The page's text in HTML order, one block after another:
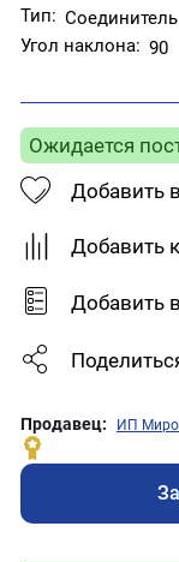
Тип:
Угол наклона: 90
Ожидается
Добавить
Добавить
Добавить
Продавец: ИП